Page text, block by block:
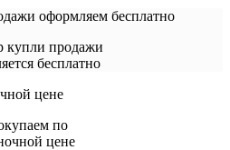
купли продажи
бесплатно
по
цене